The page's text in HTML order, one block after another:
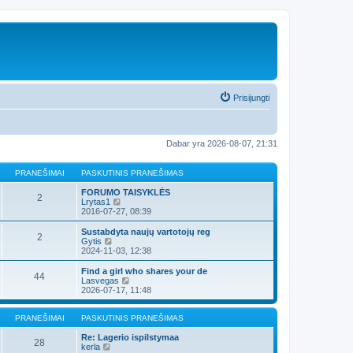
Prisijungti
Dabar yra 2026-08-07, 21:31
PRANEŠIMAI PASKUTINIS PRANEŠIMAS
2
FORUMO TAISYKLĖS
Lrytas1
e
r
ž
ū
ė
t
i
n
a
u
j
a
u
2016-07-27, 08:39
2
Sustabdyta naujų vartotojų reg
Gytis
e
r
ž
i
ū
ė
t
i
n
2024-11-03, 12:38
44
Find a girl who shares your de
Lasvegas
e
r
ž
i
ū
r
2026-07-17, 11:48
PRANEŠIMAI PASKUTINIS PRANEŠIMAS
28
Re: Lagerio ispilstymaa
kerla